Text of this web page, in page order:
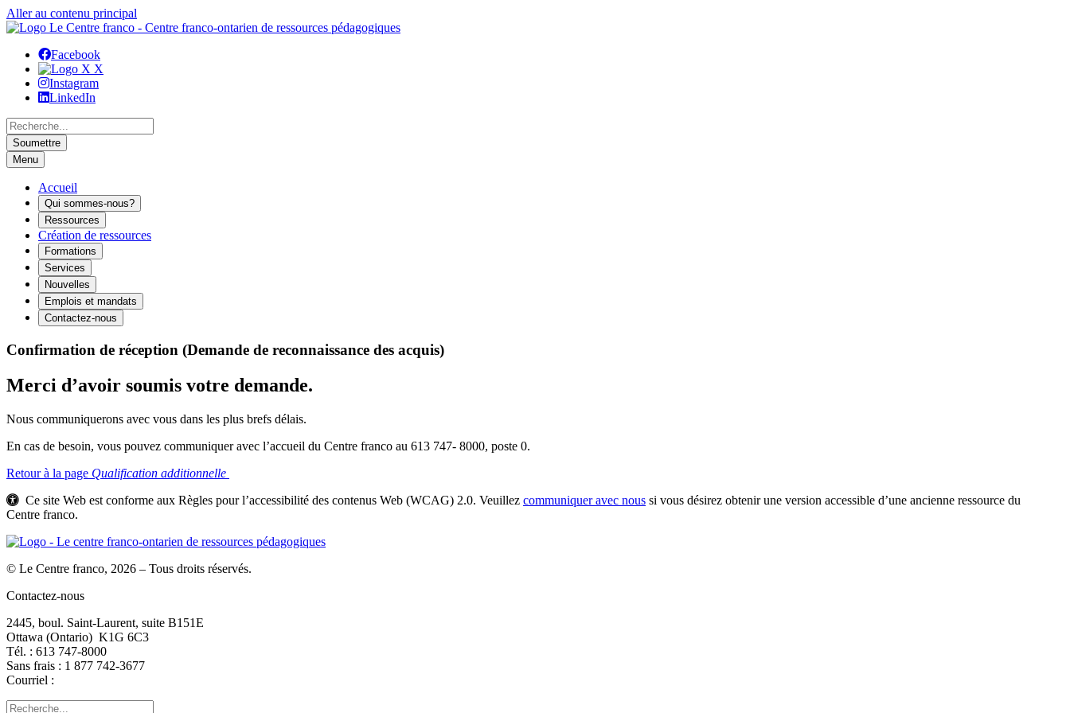
Aller au contenu principal
Facebook
X
Instagram
LinkedIn
Menu
Accueil
Qui sommes-nous?
Ressources
Création de ressources
Formations
Services
Nouvelles
Emplois et mandats
Contactez-nous
Confirmation de réception (Demande de reconnaissance des acquis)
Merci d’avoir soumis votre demande.
Nous communiquerons avec vous dans les plus brefs délais.
En cas de besoin, vous pouvez communiquer avec l’accueil du Centre franco au 613 747- 8000, poste 0.
Retour à la page Qualification additionnelle
Ce site Web est conforme aux Règles pour l’accessibilité des contenus Web (WCAG) 2.0. Veuillez communiquer avec nous si vous désirez obtenir une version accessible d’une ancienne ressource du
Centre franco.
© Le Centre franco, 2026 – Tous droits réservés.
Contactez-nous
2445, boul. Saint-Laurent, suite B151E
Ottawa (Ontario) K1G 6C3
Tél. : 613 747‑8000
Sans frais : 1 877 742‑3677
Courriel :